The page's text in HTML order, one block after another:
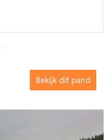
Bekijk dit pand